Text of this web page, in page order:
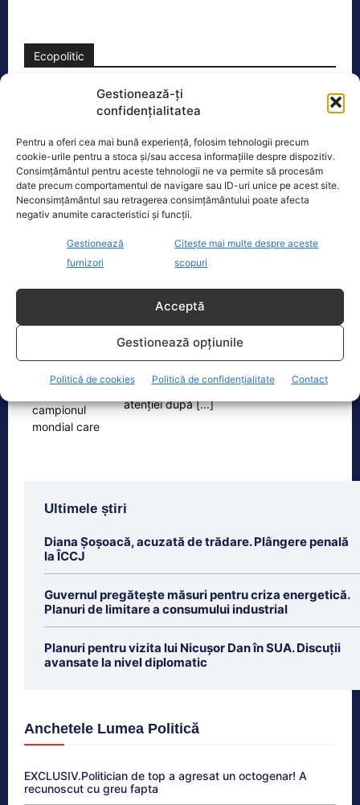
Gestionează-ți
confidențialitatea
Pentru a oferi cea mai bună experiență, folosim tehnologii precum
cookie-urile pentru a stoca și/sau accesa informațiile despre dispozitiv.
Consimțământul pentru aceste tehnologii ne va permite să procesăm
date precum comportamentul de navigare sau ID-uri unice pe acest site.
Neconsimțământul sau retragerea consimțământului poate afecta
negativ anumite caracteristici și funcții.
Gestionează
furnizori
Citește mai multe despre aceste
scopuri
Acceptă
Gestionează opțiunile
Politică de cookies Politică de confidențialitate Contact
Ecopolitic
Bolojan dă undă verde Transelectrica să
taie curentul companiilor, în contextul…
Ilie Bolojan a transmis astăzi că va da
undă verde Transelectrica să taie
curentul companiilor, în contextul
actualei crize energetice[...]
Cine este Petrică Paraschiv, campionul mondial care
Petrică Paraschiv, primul român care a
profesionist, este din nou în centrul
atenției după[...]
Ultimele știri
Diana Șoșoacă, acuzată de trădare. Plângere penală
la ÎCCJ
Guvernul pregătește măsuri pentru criza energetică.
Planuri de limitare a consumului industrial
Planuri pentru vizita lui Nicușor Dan în SUA. Discuții
avansate la nivel diplomatic
Anchetele Lumea Politică
EXCLUSIV.Politician de top a agresat un octogenar! A
recunoscut cu greu fapta